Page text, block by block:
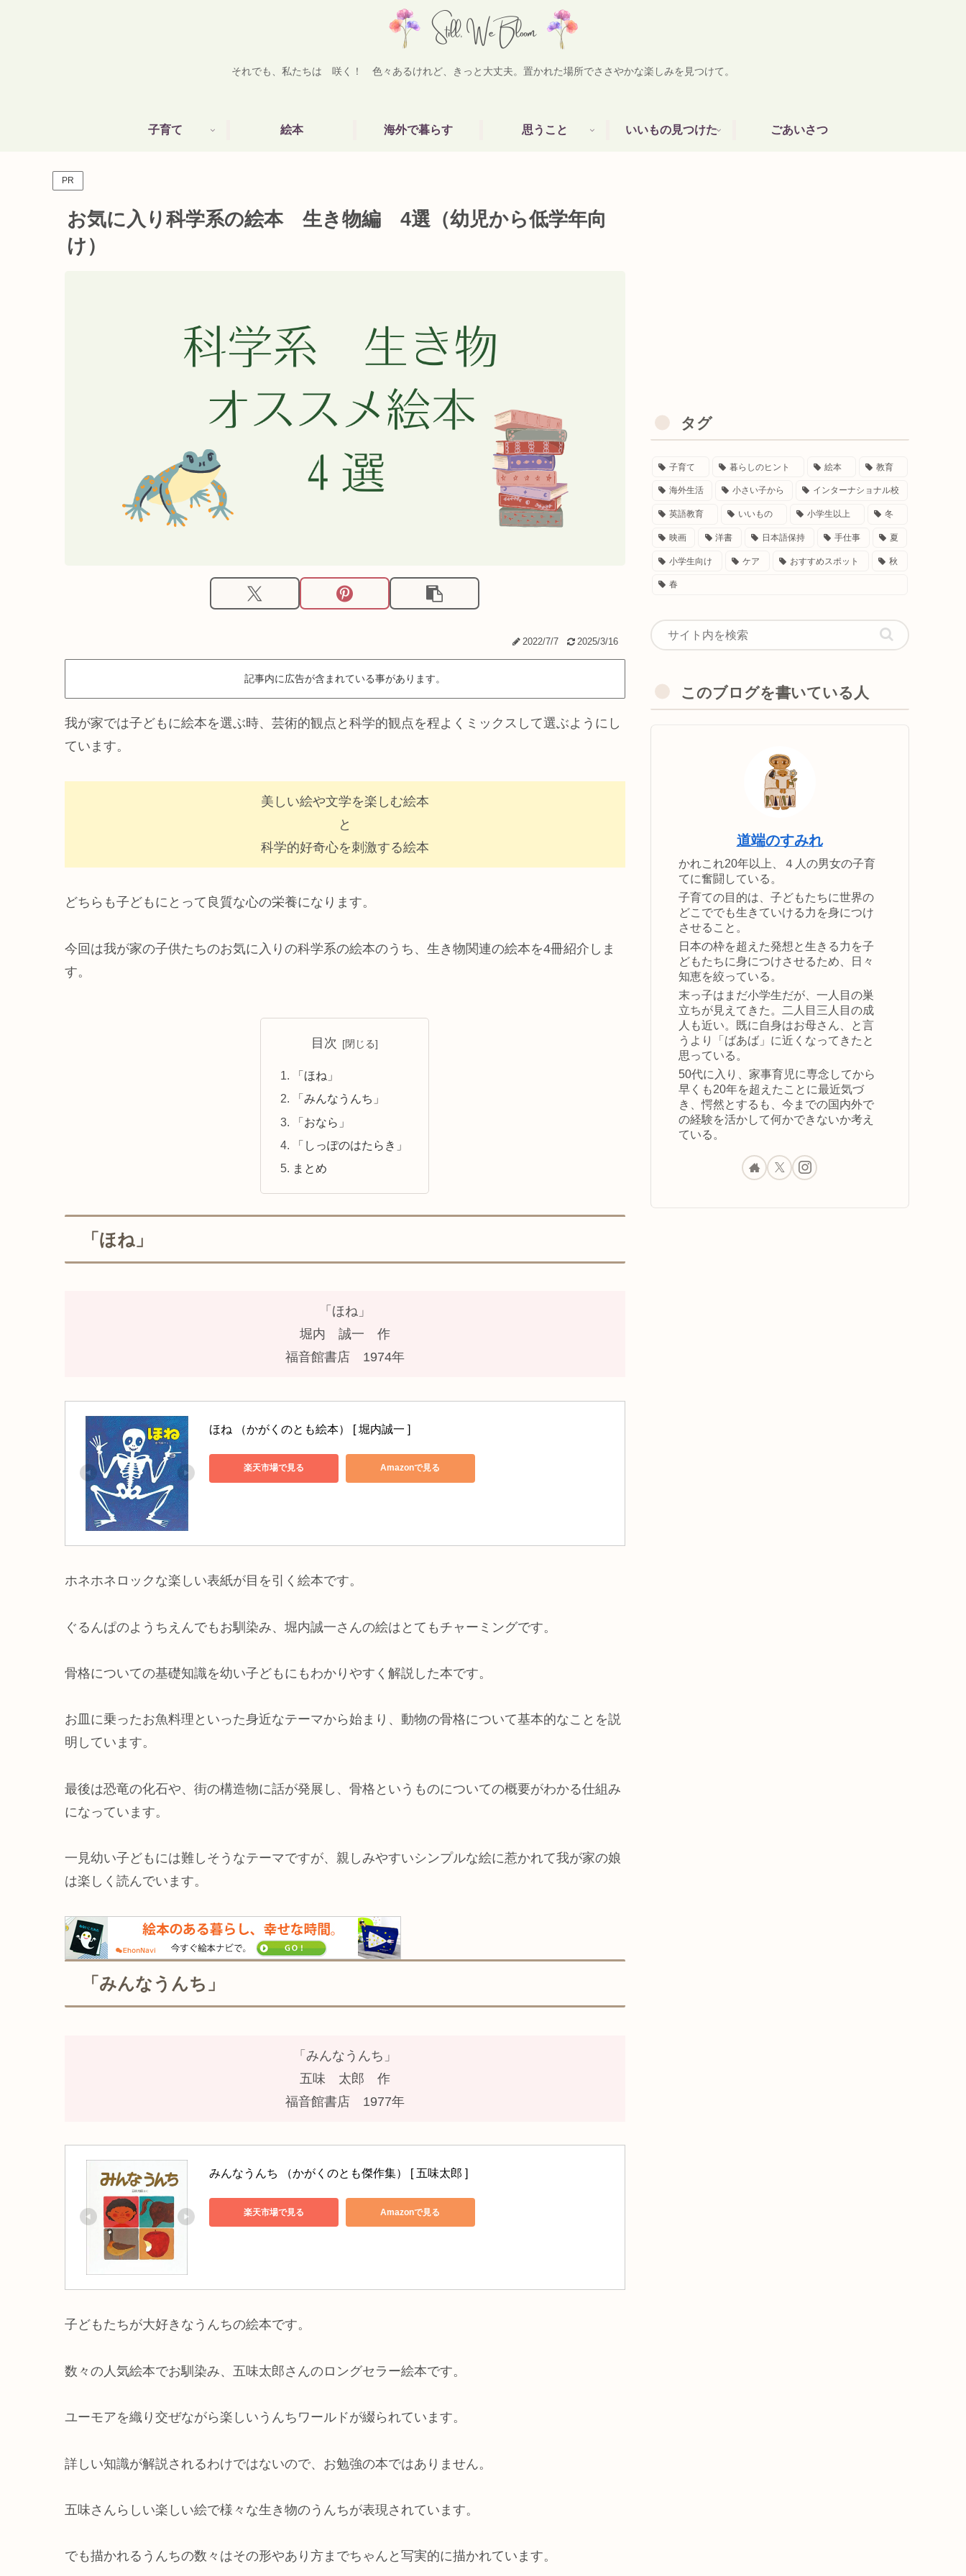
それでも、私たちは 咲く！ 色々あるけれど、きっと大丈夫。置かれた場所でささやかな楽しみを見つけて。
子育て 絵本 海外で暮らす 思うこと いいもの見つけた ごあいさつ
PR
お気に入り科学系の絵本 生き物編 4選（幼児から低学年向
け）
2022/7/7 2025/3/16
記事内に広告が含まれている事があります。
我が家では子どもに絵本を選ぶ時、芸術的観点と科学的観点を程よくミックスして選ぶようにし
ています。
美しい絵や文学を楽しむ絵本
と
科学的好奇心を刺激する絵本
どちらも子どもにとって良質な心の栄養になります。
今回は我が家の子供たちのお気に入りの科学系の絵本のうち、生き物関連の絵本を4冊紹介しま
す。
目次
「ほね」
「みんなうんち」
「おなら」
「しっぽのはたらき」
まとめ
「ほね」
「ほね」
堀内 誠一 作
福音館書店 1974年
ほね （かがくのとも絵本） [ 堀内誠一 ]
楽天市場で見る Amazonで見る
ホネホネロックな楽しい表紙が目を引く絵本です。
ぐるんぱのようちえんでもお馴染み、堀内誠一さんの絵はとてもチャーミングです。
骨格についての基礎知識を幼い子どもにもわかりやすく解説した本です。
お皿に乗ったお魚料理といった身近なテーマから始まり、動物の骨格について基本的なことを説
明しています。
最後は恐竜の化石や、街の構造物に話が発展し、骨格というものについての概要がわかる仕組み
になっています。
一見幼い子どもには難しそうなテーマですが、親しみやすいシンプルな絵に惹かれて我が家の娘
は楽しく読んでいます。
「みんなうんち」
「みんなうんち」
五味 太郎 作
福音館書店 1977年
みんなうんち （かがくのとも傑作集） [ 五味太郎 ]
楽天市場で見る Amazonで見る
子どもたちが大好きなうんちの絵本です。
数々の人気絵本でお馴染み、五味太郎さんのロングセラー絵本です。
ユーモアを織り交ぜながら楽しいうんちワールドが綴られています。
詳しい知識が解説されるわけではないので、お勉強の本ではありません。
五味さんらしい楽しい絵で様々な生き物のうんちが表現されています。
でも描かれるうんちの数々はその形やあり方までちゃんと写実的に描かれています。
タグ
子育て 暮らしのヒント 絵本 教育
海外生活 小さい子から インターナショナル校
英語教育 いいもの 小学生以上 冬
映画 洋書 日本語保持 手仕事 夏
小学生向け ケア おすすめスポット 秋
春
このブログを書いている人
道端のすみれ
かれこれ20年以上、４人の男女の子育
てに奮闘している。
子育ての目的は、子どもたちに世界の
どこででも生きていける力を身につけ
させること。
日本の枠を超えた発想と生きる力を子
どもたちに身につけさせるため、日々
知恵を絞っている。
末っ子はまだ小学生だが、一人目の巣
立ちが見えてきた。二人目三人目の成
人も近い。既に自身はお母さん、と言
うより「ばあば」に近くなってきたと
思っている。
50代に入り、家事育児に専念してから
早くも20年を超えたことに最近気づ
き、愕然とするも、今までの国内外で
の経験を活かして何かできないか考え
ている。